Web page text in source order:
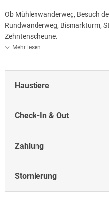
Ob Mühlenwanderweg, Besuch
Rundwanderweg, Bismarkturm,
Zehntenscheune.
Rosengarten Zweibrücken,
Gartenschau. Das "Style Outlet
Kilometer entfernt und die
zum ausspannen und genießen ein.
Mehr lesen
Haustiere
Check-In & Out
Zahlung
Stornierung